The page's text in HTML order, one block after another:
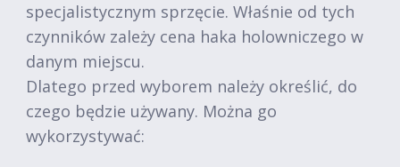
specjalistycznym sprzęcie. Właśnie od tych
czynników zależy cena haka holowniczego w
danym miejscu.
Dlatego przed wyborem należy określić, do
czego będzie używany. Można go
wykorzystywać: